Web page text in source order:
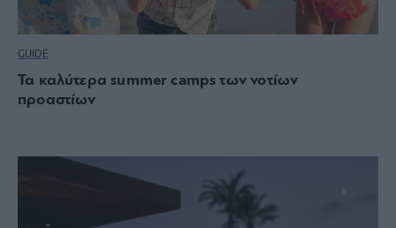
GUIDE
Τα καλύτερα summer camps των νοτίων
προαστίων